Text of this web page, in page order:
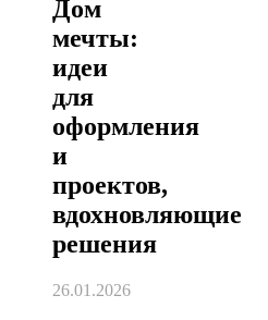
Дом
мечты:
идеи
для
оформления
и
проектов,
вдохновляющие
решения
26.01.2026